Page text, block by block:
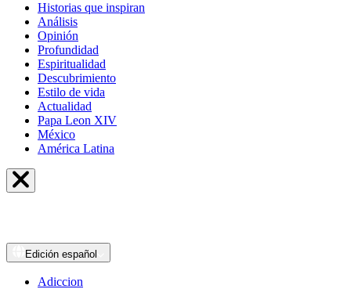
Historias que inspiran
Análisis
Opinión
Profundidad
Espiritualidad
Descubrimiento
Estilo de vida
Actualidad
Papa Leon XIV
México
América Latina
Edición español
Adiccion